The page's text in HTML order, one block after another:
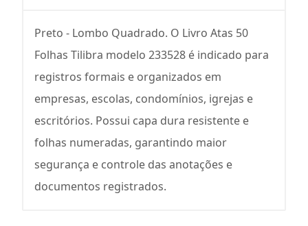
Preto - Lombo Quadrado. O Livro Atas 50
Folhas Tilibra modelo 233528 é indicado para
registros formais e organizados em
empresas, escolas, condomínios, igrejas e
escritórios. Possui capa dura resistente e
folhas numeradas, garantindo maior
segurança e controle das anotações e
documentos registrados.